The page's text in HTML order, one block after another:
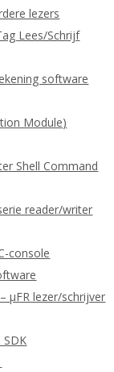
lezers
Lees/Schrijf
software
Module)
Shell Command
reader/writer
console
μFR lezer/schrijver
SDK